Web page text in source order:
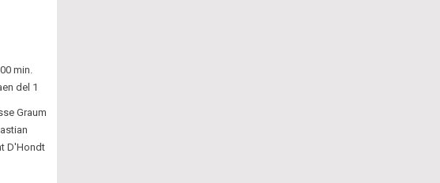
min.
del 1
Graum
D'Hondt